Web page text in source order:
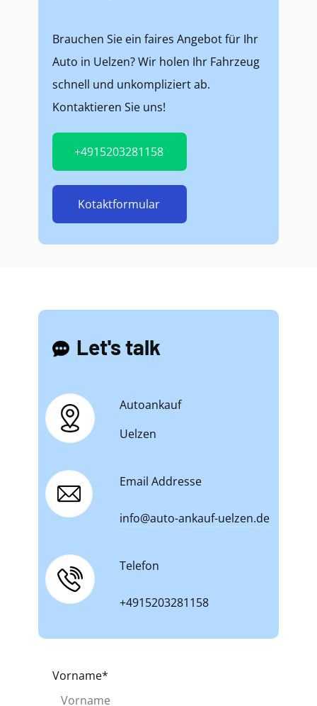
Brauchen Sie ein faires Angebot für Ihr
Auto in Uelzen? Wir holen Ihr Fahrzeug
schnell und unkompliziert ab.
Kontaktieren Sie uns!
+4915203281158
Kotaktformular
Let's talk
Autoankauf
Uelzen
Email Addresse
info@auto-ankauf-uelzen.de
Telefon
+4915203281158
Vorname*